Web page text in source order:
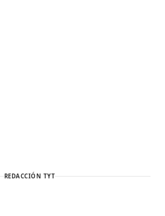
REDACCIÓN TYT